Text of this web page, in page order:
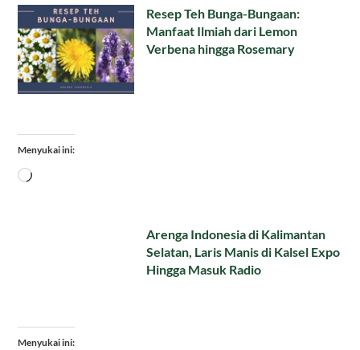
Resep Teh Bunga-Bungaan:
Manfaat Ilmiah dari Lemon
Verbena hingga Rosemary
Menyukai ini:
Memuat...
Arenga Indonesia di Kalimantan
Selatan, Laris Manis di Kalsel Expo
Hingga Masuk Radio
Menyukai ini: